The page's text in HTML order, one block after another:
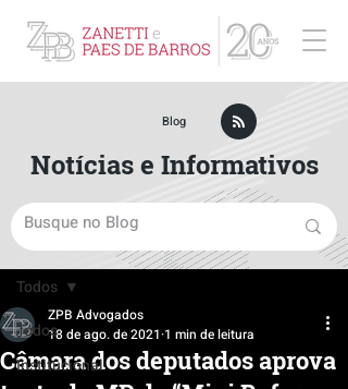
Post
Todos
Institucional
Todos
Câmara dos deputados aprova
ZPB Advogados
18 de ago. de 2021 1 min de leitura
Blog
Notícias e Informativos